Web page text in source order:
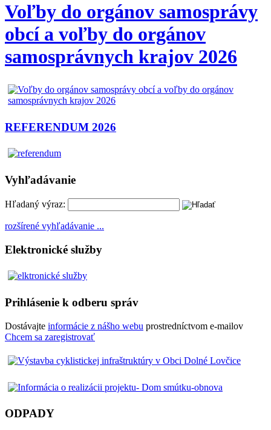
Voľby do orgánov samosprávy
obcí a voľby do orgánov
samosprávnych krajov 2026
REFERENDUM 2026
Vyhľadávanie
Hľadaný výraz:
rozšírené vyhľadávanie ...
Elektronické služby
Prihlásenie k odberu správ
Dostávajte informácie z nášho webu prostredníctvom e-mailov
Chcem sa zaregistrovať
ODPADY